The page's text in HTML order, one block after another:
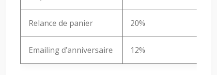
Relance de panier 20%
Emailing d’anniversaire 12%